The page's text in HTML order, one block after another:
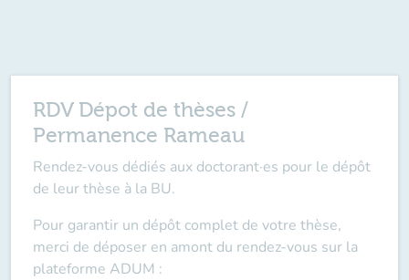
RDV Dépot de thèses /
Permanence Rameau
Rendez-vous dédiés aux doctorant·es pour le dépôt
de leur thèse à la BU.
Pour garantir un dépôt complet de votre thèse,
merci de déposer en amont du rendez-vous sur la
plateforme ADUM :